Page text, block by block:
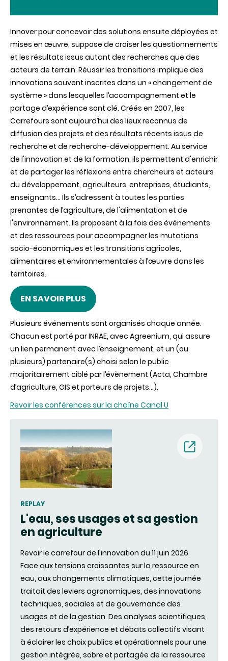
Innover pour concevoir des solutions ensuite déployées et
mises en œuvre, suppose de croiser les questionnements
et les résultats issus autant des recherches que des
acteurs de terrain. Réussir les transitions implique des
innovations souvent inscrites dans un « changement de
système » dans lesquelles l’accompagnement et le
partage d’expérience sont clé. Créés en 2007, les
Carrefours sont aujourd’hui des lieux reconnus de
diffusion des projets et des résultats récents issus de
recherche et de recherche-développement. Au service
de l'innovation et de la formation, ils permettent d'enrichir
et de partager les réflexions entre chercheurs et acteurs
du développement, agriculteurs, entreprises, étudiants,
enseignants... Ils s’adressent à toutes les parties
prenantes de l’agriculture, de l'alimentation et de
l'environnement. Ils proposent à la fois des événements
et des ressources pour accompagner les mutations
socio-économiques et les transitions agricoles,
alimentaires et environnementales à l’œuvre dans les
territoires.
EN SAVOIR PLUS
Plusieurs événements sont organisés chaque année.
Chacun est porté par INRAE, avec Agreenium, qui assure
un lien permanent avec l’enseignement, et un (ou
plusieurs) partenaire(s) choisi selon le public
majoritairement ciblé par l’évènement (Acta, Chambre
d’agriculture, GIS et porteurs de projets…).
Revoir les conférences sur la chaîne Canal U
REPLAY
L'eau, ses usages et sa gestion
en agriculture
Revoir le carrefour de l'innovation du 11 juin 2026.
Face aux tensions croissantes sur la ressource en
eau, aux changements climatiques, cette journée
traitait des leviers agronomiques, des innovations
techniques, sociales et de gouvernance des
usages et de la gestion. Des analyses scientifiques,
des retours d’expérience et débats collectifs visant
à éclairer les choix publics et opérationnels pour une
gestion intégrée, sobre et partagée de la ressource